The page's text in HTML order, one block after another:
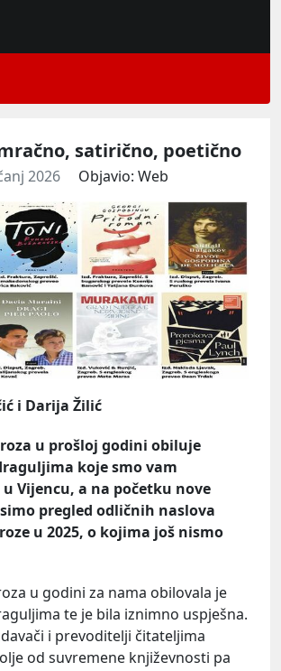
satirično, poetično
2026 Objavio: Web
i Darija Žilić
u prošloj godini obiluje
koje smo vam
Vijencu, a na početku nove
pregled odličnih naslova
u 2025, o kojima još nismo
u godini za nama obilovala je
te je bila iznimno uspješna.
i prevoditelji čitateljima
od suvremene književnosti pa